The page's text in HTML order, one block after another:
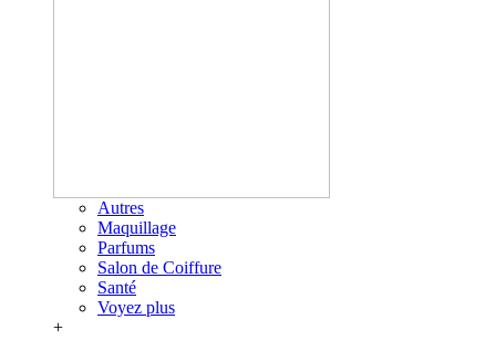
Autres
Maquillage
Parfums
Salon de Coiffure
Santé
Voyez plus
+